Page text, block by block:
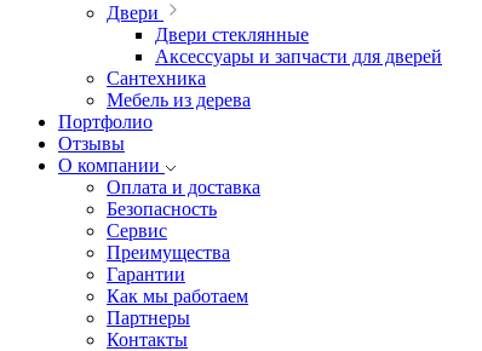
Двери
Двери стеклянные
Аксессуары и запчасти для дверей
Сантехника
Мебель из дерева
Портфолио
Отзывы
О компании
Оплата и доставка
Безопасность
Сервис
Преимущества
Гарантии
Как мы работаем
Партнеры
Контакты